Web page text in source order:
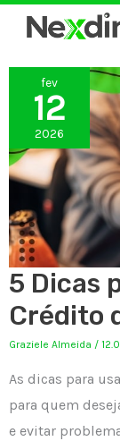
para
conteúdo
fev
12
2026
5 Dicas
Crédito
Graziele Almeida /
As dicas para
para quem
e evitar